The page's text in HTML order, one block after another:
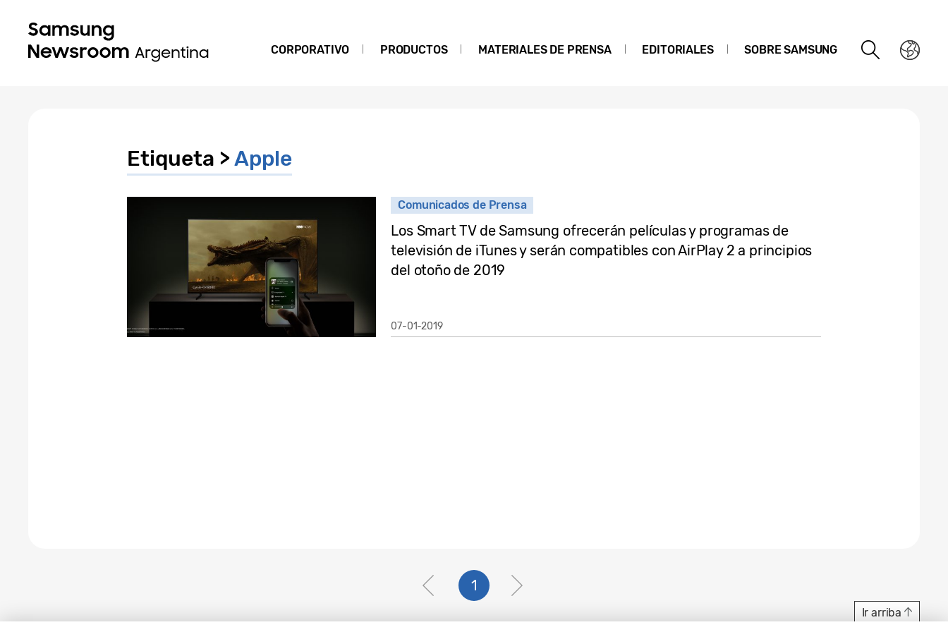
CORPORATIVO PRODUCTOS MATERIALES DE PRENSA EDITORIALES SOBRE SAMSUNG
Etiqueta >Apple
Comunicados de Prensa
Los Smart TV de Samsung ofrecerán películas y programas de
televisión de iTunes y serán compatibles con AirPlay 2 a principios
del otoño de 2019
07-01-2019
1
Ir arriba